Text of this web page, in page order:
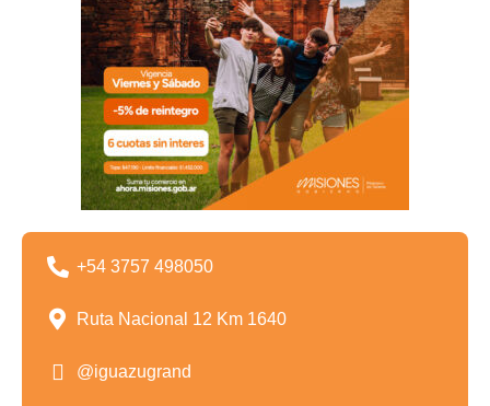
+54 3757 498050
Ruta Nacional 12 Km 1640
@iguazugrand